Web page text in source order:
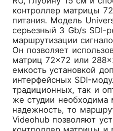
контроллер матрицы
питания. Модель
серьезный 3 Gb/s SDI-
маршрутизации
Он позволяет
матриц 72×72 или
емкость установкой
интерфейсных SDI-
традиционных, так и
же студии необходима
надежность, то
Videohub позволяют